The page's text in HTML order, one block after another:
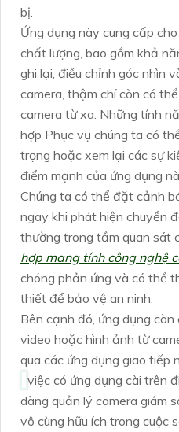
bị.
Ứng dụng này cung cấp
chất lượng, bao gồm khả
ghi lại, điều chỉnh góc nhìn
camera, thậm chí còn có
camera từ xa. Những tính
hợp Phục vụ chúng ta có
trọng hoặc xem lại các sự
điểm mạnh của ứng dụng
Chúng ta có thể đặt cảnh
ngay khi phát hiện chuyển
thường trong tầm quan sát
hợp mang tính công nghệ
chóng phản ứng và có thể
thiết để bảo vệ an ninh.
Bên cạnh đó, ứng dụng
video hoặc hình ảnh từ
qua các ứng dụng giao tiếp
việc có ứng dụng cài trên
dàng quản lý camera giám
vô cùng hữu ích trong cuộc